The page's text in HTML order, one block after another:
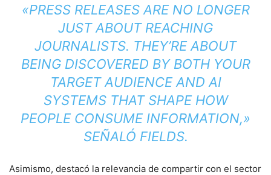
«PRESS RELEASES ARE NO LONGER
JUST ABOUT REACHING
JOURNALISTS. THEY’RE ABOUT
BEING DISCOVERED BY BOTH YOUR
TARGET AUDIENCE AND AI
SYSTEMS THAT SHAPE HOW
PEOPLE CONSUME INFORMATION,»
SEÑALÓ FIELDS.
Asimismo, destacó la relevancia de compartir con el sector